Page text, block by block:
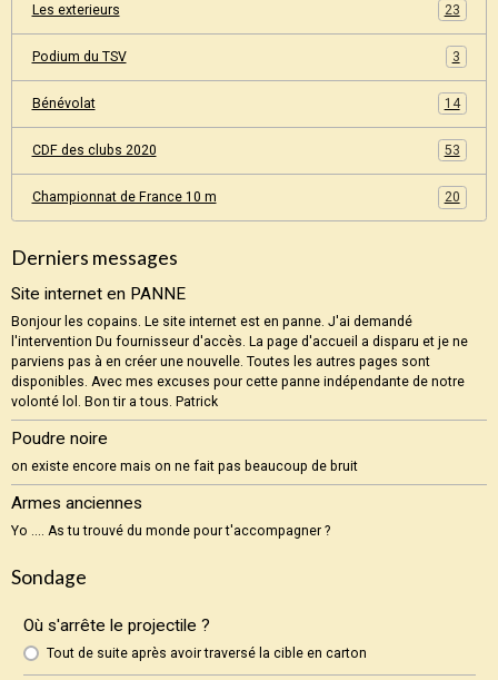
Les exterieurs 23
Podium du TSV 3
Bénévolat 14
CDF des clubs 2020 53
Championnat de France 10 m 20
Derniers messages
Site internet en PANNE
Bonjour les copains. Le site internet est en panne. J'ai demandé
l'intervention Du fournisseur d'accès. La page d'accueil a disparu et je ne
parviens pas à en créer une nouvelle. Toutes les autres pages sont
disponibles. Avec mes excuses pour cette panne indépendante de notre
volonté lol. Bon tir a tous. Patrick
Poudre noire
on existe encore mais on ne fait pas beaucoup de bruit
Armes anciennes
Yo .... As tu trouvé du monde pour t'accompagner ?
Sondage
Où s'arrête le projectile ?
Tout de suite après avoir traversé la cible en carton